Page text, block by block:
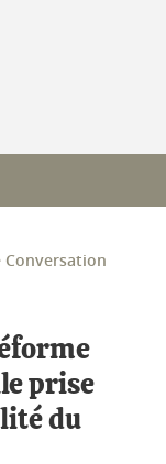
Conversation
prise
du